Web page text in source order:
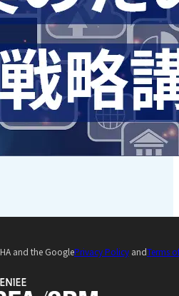
and the GooglePrivacy Policy andTerms